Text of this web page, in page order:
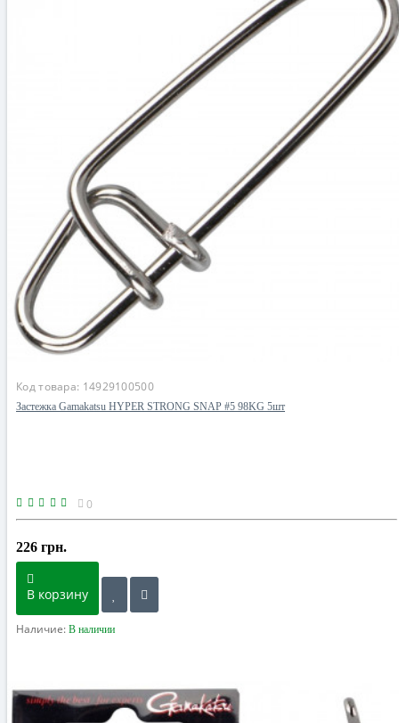
Код товара: 14929100500
Застежка Gamakatsu HYPER STRONG SNAP #5 98KG 5шт
0
226 грн.
В корзину
Наличие: В наличии